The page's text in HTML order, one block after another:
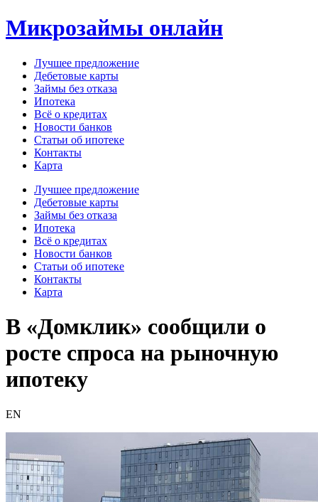
Перейти
к
Микрозаймы онлайн
Лучшее предложение
Дебетовые карты
Займы без отказа
Ипотека
Всё о кредитах
Новости банков
Статьи об ипотеке
Контакты
Карта
Меню Лучшее предложение
Дебетовые карты
Займы без отказа
Ипотека
Всё о кредитах
Новости банков
Статьи об ипотеке
Контакты
Карта
В «Домклик» сообщили о
росте спроса на рыночную
ипотеку
EN